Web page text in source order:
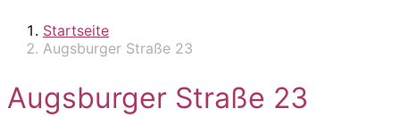
Startseite
Augsburger Straße 23
Augsburger Straße 23